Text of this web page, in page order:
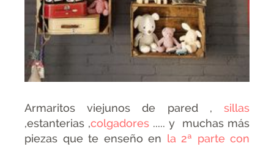
Armaritos viejunos de pared , sillas
,estanterias ,colgadores ..... y muchas más
piezas que te enseño en la 2ª parte con